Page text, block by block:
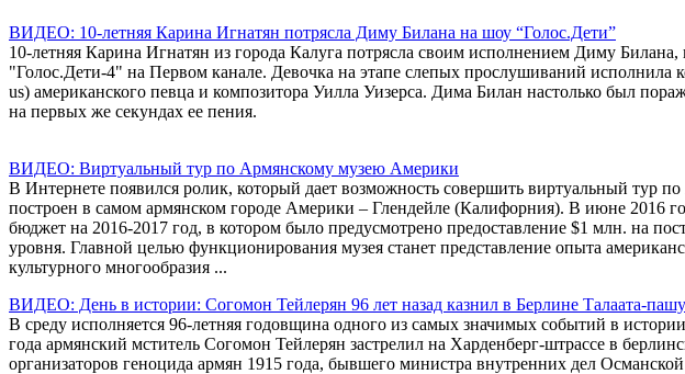
ВИДЕО: 10-летняя Карина Игнатян потрясла Диму Билана на шоу “Голос.Дети”
10-летняя Карина Игнатян из города Калуга потрясла своим исполнением Диму
"Голос.Дети-4" на Первом канале. Девочка на этапе слепых прослушиваний
us) американского певца и композитора Уилла Уизерса. Дима Билан настолько был
на первых же секундах ее пения.
ВИДЕО: Виртуальный тур по Армянскому музею Америки
В Интернете появился ролик, который дает возможность совершить виртуальный тур
построен в самом армянском городе Америки – Глендейле (Калифорния). В июне 2016
бюджет на 2016-2017 год, в котором было предусмотрено предоставление $1 млн. на
уровня. Главной целью функционирования музея станет представление опыта
культурного многообразия ...
ВИДЕО: День в истории: Согомон Тейлерян 96 лет назад казнил в Берлине Талаата-пашу
В среду исполняется 96-летняя годовщина одного из самых значимых событий в
года армянский мститель Согомон Тейлерян застрелил на Харденберг-штрассе в
организаторов геноцида армян 1915 года, бывшего министра внутренних дел